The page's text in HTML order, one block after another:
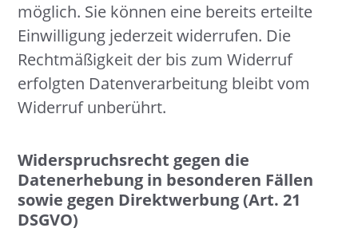
möglich. Sie können eine bereits erteilte
Einwilligung jederzeit widerrufen. Die
Rechtmäßigkeit der bis zum Widerruf
erfolgten Datenverarbeitung bleibt vom
Widerruf unberührt.
Widerspruchsrecht gegen die
Datenerhebung in besonderen Fällen
sowie gegen Direktwerbung (Art. 21
DSGVO)